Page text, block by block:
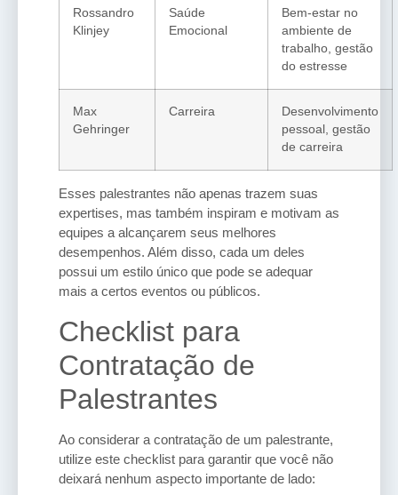
Rossandro
Klinjey
Saúde
Emocional
Bem-estar no
ambiente de
trabalho, gestão
do estresse
Max
Gehringer
Carreira
Desenvolvimento
pessoal, gestão
de carreira
Esses palestrantes não apenas trazem suas
expertises, mas também inspiram e motivam as
equipes a alcançarem seus melhores
desempenhos. Além disso, cada um deles
possui um estilo único que pode se adequar
mais a certos eventos ou públicos.
Checklist para
Contratação de
Palestrantes
Ao considerar a contratação de um palestrante,
utilize este checklist para garantir que você não
deixará nenhum aspecto importante de lado: